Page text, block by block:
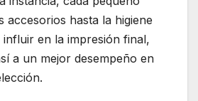
accesorios hasta la higiene
en la impresión final,
a un mejor desempeño en